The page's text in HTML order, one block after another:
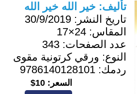
تأليف: خير الله خير الله
تاريخ النشر: 30/9/2019
المقاس: 24×17
عدد الصفحات: 343
النوع: ورقي كرتونية مقوى
ردمك: 9786140128101
السعر: 10$